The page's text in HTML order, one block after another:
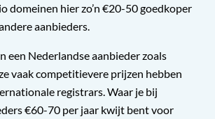
domeinen hier zo’n €20-50 goedkoper
aanbieders.
een Nederlandse aanbieder zoals
vaak competitievere prijzen hebben
registrars. Waar je bij
€60-70 per jaar kwijt bent voor